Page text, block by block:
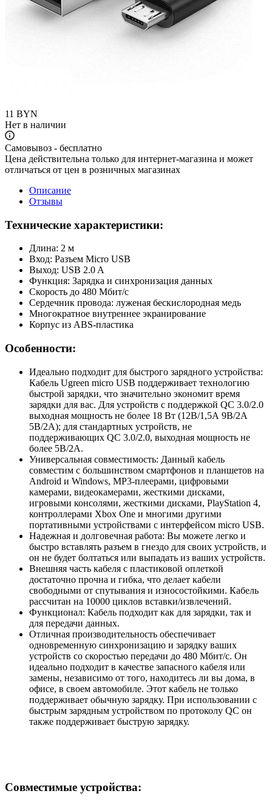
11 BYN
Нет в наличии
Самовывоз - бесплатно
Цена действительна только для интернет-магазина и может
отличаться от цен в розничных магазинах
Описание
Отзывы
Технические характеристики:
Длина: 2 м
Вход: Разъем Micro USB
Выход: USB 2.0 A
Функция: Зарядка и синхронизация данных
Скорость до 480 Мбит/с
Сердечник провода: луженая бескислородная медь
Многократное внутреннее экранирование
Корпус из ABS-пластика
Особенности:
Идеально подходит для быстрого зарядного устройства:
Кабель Ugreen micro USB поддерживает технологию
быстрой зарядки, что значительно экономит время
зарядки для вас. Для устройств с поддержкой QC 3.0/2.0
выходная мощность не более 18 Вт (12В/1,5А 9В/2А
5В/2А); для стандартных устройств, не
поддерживающих QC 3.0/2.0, выходная мощность не
более 5В/2А.
Универсальная совместимость: Данный кабель
совместим с большинством смартфонов и планшетов на
Android и Windows, MP3-плеерами, цифровыми
камерами, видеокамерами, жесткими дисками,
игровыми консолями, жесткими дисками, PlayStation 4,
контроллерами Xbox One и многими другими
портативными устройствами с интерфейсом micro USB.
Надежная и долговечная работа: Вы можете легко и
быстро вставлять разъем в гнездо для своих устройств, и
он не будет болтаться или выпадать из ваших устройств.
Внешняя часть кабеля с пластиковой оплеткой
достаточно прочна и гибка, что делает кабели
свободными от спутывания и износостойкими. Кабель
рассчитан на 10000 циклов вставки/извлечений.
Функционал: Кабель подходит как для зарядки, так и
для передачи данных.
Отличная производительность обеспечивает
одновременную синхронизацию и зарядку ваших
устройств со скоростью передачи до 480 Мбит/с. Он
идеально подходит в качестве запасного кабеля или
замены, независимо от того, находитесь ли вы дома, в
офисе, в своем автомобиле. Этот кабель не только
поддерживает обычную зарядку. При использовании с
быстрым зарядным устройством по протоколу QC он
также поддерживает быструю зарядку.
Совместимые устройства: